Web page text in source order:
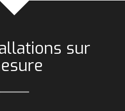
sur